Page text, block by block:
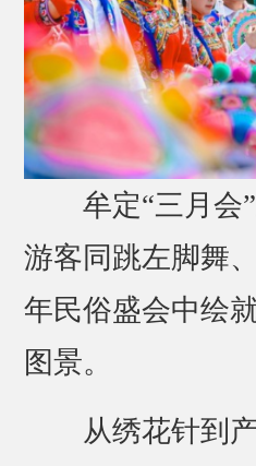
牟定“三月会
游客同跳左脚舞
年民俗盛会中绘
图景。
从绣花针到产